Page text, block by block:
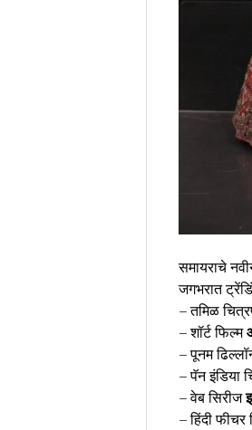
समायराचे
जगभरात
– तमिळ
– शॉर्ट फिल्म
– पूनम
– पॅन इंडिया
– वेब सिरीज
– हिंदी फीचर